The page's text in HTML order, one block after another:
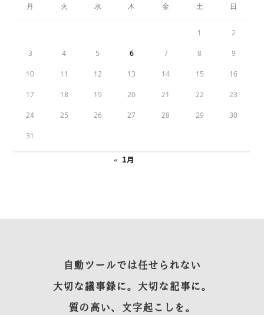
月 火 水 木 金 土 日
1 2
3 4 5 6 7 8 9
10 11 12 13 14 15 16
17 18 19 20 21 22 23
24 25 26 27 28 29 30
31
« 1月
自動ツールでは任せられない
大切な議事録に。大切な記事に。
質の高い、文字起こしを。